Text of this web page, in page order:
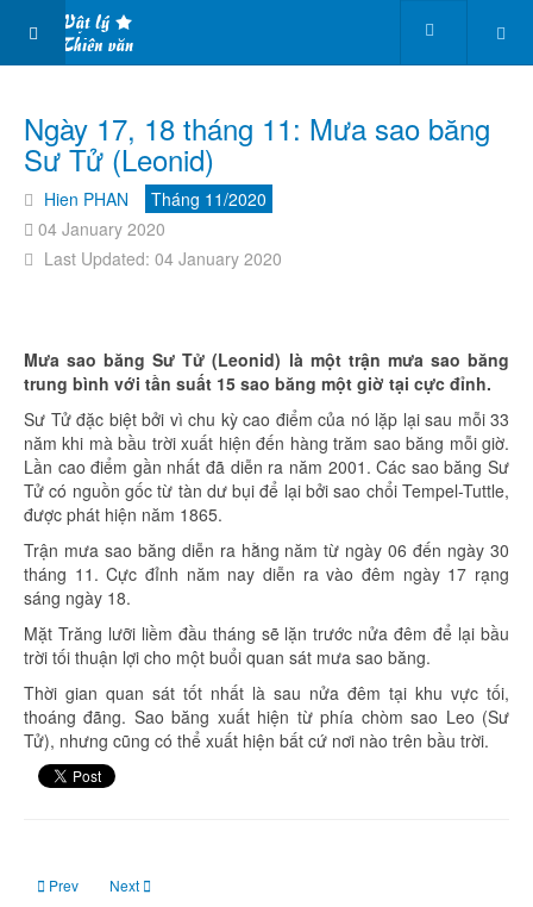
Ngày 17, 18 tháng 11: Mưa sao băng
Sư Tử (Leonid)
Hien PHAN
Tháng 11/2020
04 January 2020
Last Updated: 04 January 2020
Mưa sao băng Sư Tử (Leonid) là một trận mưa sao băng
trung bình với tần suất 15 sao băng một giờ tại cực đỉnh.
Sư Tử đặc biệt bởi vì chu kỳ cao điểm của nó lặp lại sau mỗi 33
năm khi mà bầu trời xuất hiện đến hàng trăm sao băng mỗi giờ.
Lần cao điểm gần nhất đã diễn ra năm 2001. Các sao băng Sư
Tử có nguồn gốc từ tàn dư bụi để lại bởi sao chổi Tempel-Tuttle,
được phát hiện năm 1865.
Trận mưa sao băng diễn ra hằng năm từ ngày 06 đến ngày 30
tháng 11. Cực đỉnh năm nay diễn ra vào đêm ngày 17 rạng
sáng ngày 18.
Mặt Trăng lưỡi liềm đầu tháng sẽ lặn trước nửa đêm để lại bầu
trời tối thuận lợi cho một buổi quan sát mưa sao băng.
Thời gian quan sát tốt nhất là sau nửa đêm tại khu vực tối,
thoáng đãng. Sao băng xuất hiện từ phía chòm sao Leo (Sư
Tử), nhưng cũng có thể xuất hiện bất cứ nơi nào trên bầu trời.
Previous article: Ngày 15 tháng 11: Trăng mới
Prev Next article: Ngày 30 tháng 11: Trăng tròn
Next